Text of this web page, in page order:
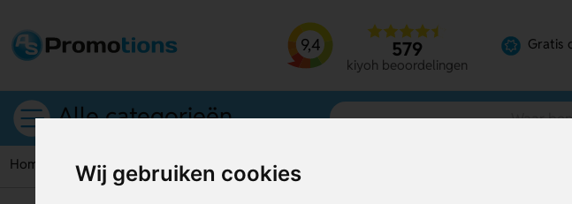
Wij gebruiken cookies
9,4 579
kiyoh beoordelingen
Gratis
Alle categorieën
Home Paraplu Bambi Kinderparaplu | Eva Handvat | Bedrukt